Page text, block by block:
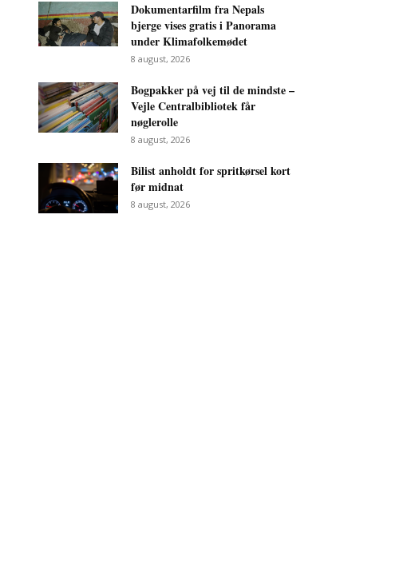
Dokumentarfilm fra Nepals
bjerge vises gratis i Panorama
under Klimafolkemødet
8 august, 2026
Bogpakker på vej til de mindste –
Vejle Centralbibliotek får
nøglerolle
8 august, 2026
Bilist anholdt for spritkørsel kort
før midnat
8 august, 2026